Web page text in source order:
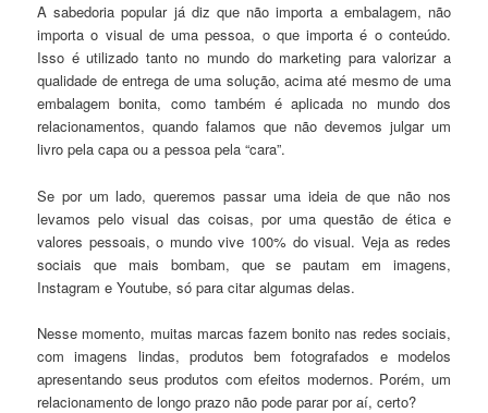
A sabedoria popular já diz que não importa a embalagem, não
importa o visual de uma pessoa, o que importa é o conteúdo.
Isso é utilizado tanto no mundo do marketing para valorizar a
qualidade de entrega de uma solução, acima até mesmo de uma
embalagem bonita, como também é aplicada no mundo dos
relacionamentos, quando falamos que não devemos julgar um
livro pela capa ou a pessoa pela “cara”.
Se por um lado, queremos passar uma ideia de que não nos
levamos pelo visual das coisas, por uma questão de ética e
valores pessoais, o mundo vive 100% do visual. Veja as redes
sociais que mais bombam, que se pautam em imagens,
Instagram e Youtube, só para citar algumas delas.
Nesse momento, muitas marcas fazem bonito nas redes sociais,
com imagens lindas, produtos bem fotografados e modelos
apresentando seus produtos com efeitos modernos. Porém, um
relacionamento de longo prazo não pode parar por aí, certo?